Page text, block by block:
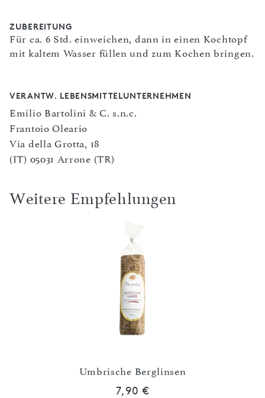
ZUBEREITUNG
Für ca. 6 Std. einweichen, dann in einen Kochtopf
mit kaltem Wasser füllen und zum Kochen bringen.
VERANTW. LEBENSMITTELUNTERNEHMEN
Emilio Bartolini & C. s.n.c.
Frantoio Oleario
Via della Grotta, 18
(IT) 05031 Arrone (TR)
Weitere Empfehlungen
Umbrische Berglinsen
7,90 €